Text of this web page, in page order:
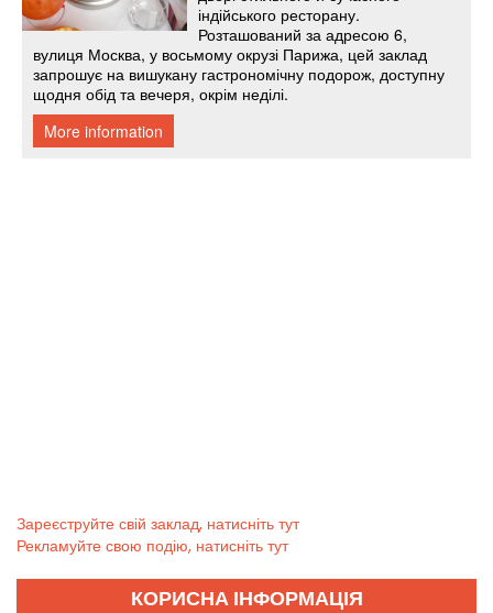
Зареєструйте свій заклад, натисніть тут
Рекламуйте свою подію, натисніть тут
КОРИСНА ІНФОРМАЦІЯ